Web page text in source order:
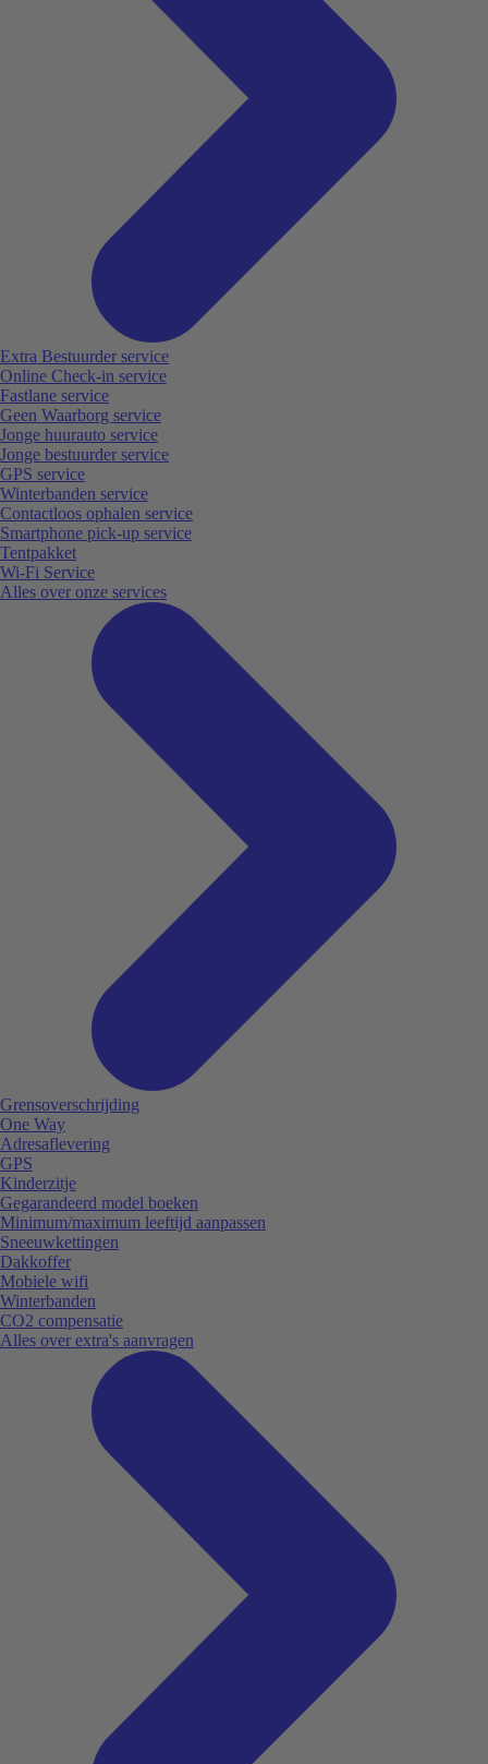
Extra Bestuurder service
Online Check-in service
Fastlane service
Geen Waarborg service
Jonge huurauto service
Jonge bestuurder service
GPS service
Winterbanden service
Contactloos ophalen service
Smartphone pick-up service
Tentpakket
Wi-Fi Service
Alles over onze services
Grensoverschrijding
One Way
Adresaflevering
GPS
Kinderzitje
Gegarandeerd model boeken
Minimum/maximum leeftijd aanpassen
Sneeuwkettingen
Dakkoffer
Mobiele wifi
Winterbanden
CO2 compensatie
Alles over extra's aanvragen